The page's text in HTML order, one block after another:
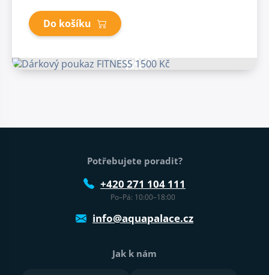
Do košíku
Patička webu
Potřebujete poradit?
+420 271 104 111
Po–Pá: 10:00–18:00
info@aquapalace.cz
Jak k nám